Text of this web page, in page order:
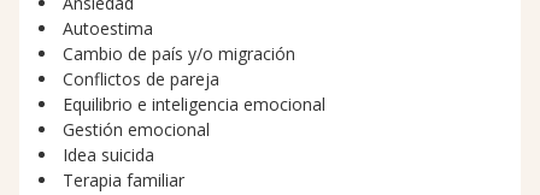
Autoestima
Cambio de país y/o migración
Conflictos de pareja
Equilibrio e inteligencia emocional
Gestión emocional
Idea suicida
Terapia familiar